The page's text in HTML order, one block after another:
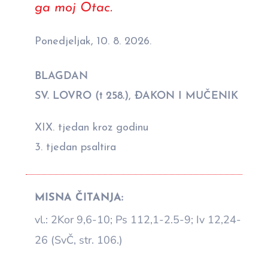
ga moj Otac.
Ponedjeljak, 10. 8. 2026.
BLAGDAN
SV. LOVRO († 258.), ĐAKON I MUČENIK
XIX. tjedan kroz godinu
3. tjedan psaltira
MISNA ČITANJA:
vl.: 2Kor 9,6-10; Ps 112,1-2.5-9; Iv 12,24-
26 (SvČ, str. 106.)